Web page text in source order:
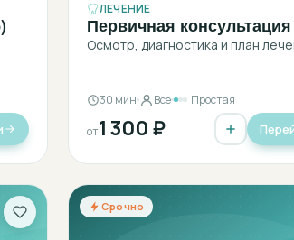
ЛЕЧЕНИЕ
Первичная консультация
Осмотр, диагностика и план
30 мин Все Простая
от1 300 ₽
Срочно